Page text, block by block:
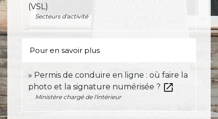
(VSL)
Secteurs d'activité
Pour en savoir plus
Permis de conduire en ligne : où faire la
photo et la signature numérisée ? open_in_new
Ministère chargé de l'intérieur